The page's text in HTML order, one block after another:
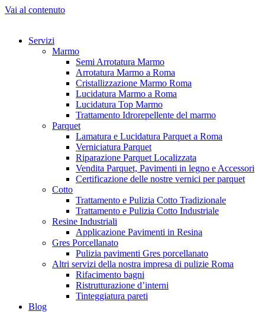
Vai al contenuto
Servizi
Marmo
Semi Arrotatura Marmo
Arrotatura Marmo a Roma
Cristallizzazione Marmo Roma
Lucidatura Marmo a Roma
Lucidatura Top Marmo
Trattamento Idrorepellente del marmo
Parquet
Lamatura e Lucidatura Parquet a Roma
Verniciatura Parquet
Riparazione Parquet Localizzata
Vendita Parquet, Pavimenti in legno e Accessori
Certificazione delle nostre vernici per parquet
Cotto
Trattamento e Pulizia Cotto Tradizionale
Trattamento e Pulizia Cotto Industriale
Resine Industriali
Applicazione Pavimenti in Resina
Gres Porcellanato
Pulizia pavimenti Gres porcellanato
Altri servizi della nostra impresa di pulizie Roma
Rifacimento bagni
Ristrutturazione d’interni
Tinteggiatura pareti
Blog